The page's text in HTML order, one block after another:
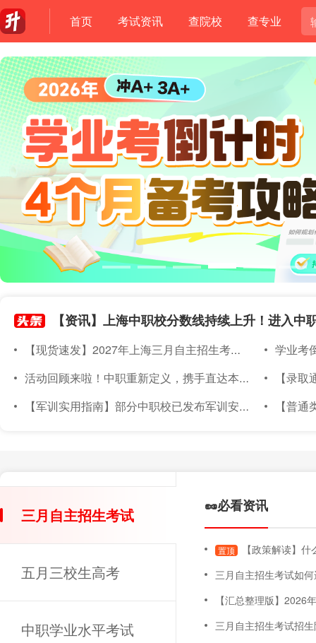
首页 考试资讯 查院校 查专业
【现货速发】2027年上海三月自主招生考试素质技能小六门备考材料已上架~
学业考倒
活动回顾来啦！中职重新定义，携手直达本科｜2026年度针对上海准中职新生线下升学宣讲会圆满落幕
【录取通
【军训实用指南】部分中职校已发布军训安排！军训倒计时～上海中职新生军训实用指南，必备物品、注意事项都在这！
【普通类专场已
三月自主招生考试
五月三校生高考
中职学业水平考试
🥜必看资讯
置顶
【政策解读】什
三月自主招生考试如
【汇总整理版】2026年上海三月自主招
三月自主招生考试招